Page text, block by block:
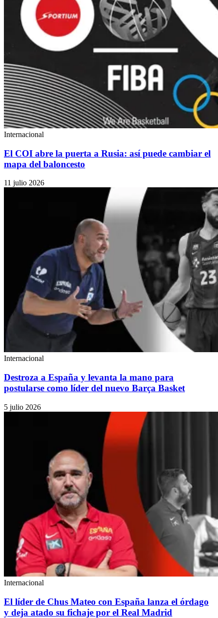
Internacional
El COI abre la puerta a Rusia: así puede cambiar el
mapa del baloncesto
11 julio 2026
Internacional
Destroza a España y levanta la mano para
postularse como líder del nuevo Barça Basket
5 julio 2026
Internacional
El líder de Chus Mateo con España lanza el órdago
y deja atado su fichaje por el Real Madrid